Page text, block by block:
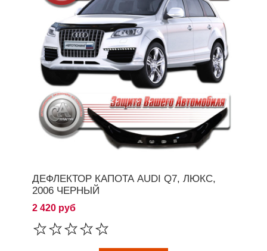
ДЕФЛЕКТОР КАПОТА AUDI Q7, ЛЮКС,
2006 ЧЕРНЫЙ
2 420 руб